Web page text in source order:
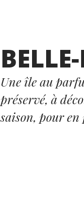
Une île au
préservé, à
saison, pour en